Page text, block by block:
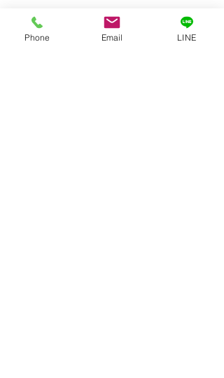
参照：一般社団法人日本損害保険協会
Phone Email LINE